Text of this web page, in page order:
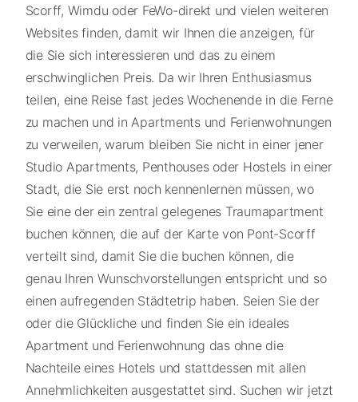
Scorff, Wimdu oder FeWo-direkt und vielen weiteren
Websites finden, damit wir Ihnen die anzeigen, für
die Sie sich interessieren und das zu einem
erschwinglichen Preis. Da wir Ihren Enthusiasmus
teilen, eine Reise fast jedes Wochenende in die Ferne
zu machen und in Apartments und Ferienwohnungen
zu verweilen, warum bleiben Sie nicht in einer jener
Studio Apartments, Penthouses oder Hostels in einer
Stadt, die Sie erst noch kennenlernen müssen, wo
Sie eine der ein zentral gelegenes Traumapartment
buchen können, die auf der Karte von Pont-Scorff
verteilt sind, damit Sie die buchen können, die
genau Ihren Wunschvorstellungen entspricht und so
einen aufregenden Städtetrip haben. Seien Sie der
oder die Glückliche und finden Sie ein ideales
Apartment und Ferienwohnung das ohne die
Nachteile eines Hotels und stattdessen mit allen
Annehmlichkeiten ausgestattet sind. Suchen wir jetzt